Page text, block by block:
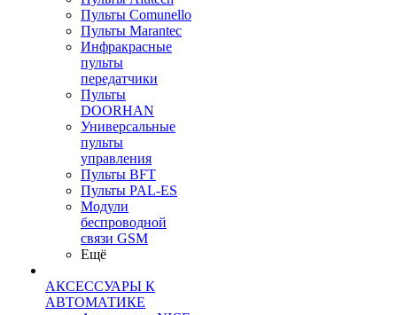
Пульты Сomunello
Пульты Marantec
Инфракрасные
пульты
передатчики
Пульты
DOORHAN
Универсальные
пульты
управления
Пульты BFT
Пульты PAL-ES
Модули
беспроводной
связи GSM
Ещё
АКСЕССУАРЫ К
АВТОМАТИКЕ